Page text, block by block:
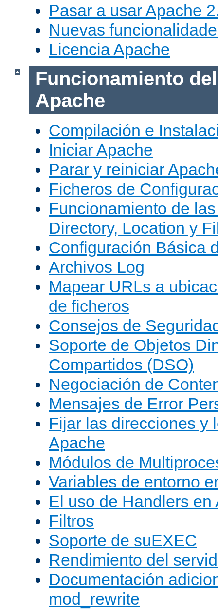
Pasar a usar Apache
Nuevas
Licencia Apache
Funcionamiento
Apache
Compilación e
Iniciar Apache
Parar y reiniciar
Ficheros de
Funcionamiento de
Directory, Location y
Configuración Básica
Archivos Log
Mapear URLs a
de ficheros
Consejos de
Soporte de Objetos
Compartidos (DSO)
Negociación de
Mensajes de Error
Fijar las direcciones y
Apache
Módulos de
Variables de entorno
El uso de Handlers en
Filtros
Soporte de suEXEC
Rendimiento del
Documentación
mod_rewrite